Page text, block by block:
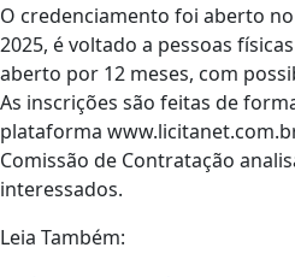
O credenciamento foi aberto
2025, é voltado a pessoas
aberto por 12 meses, com
As inscrições são feitas de
plataforma
Comissão de Contratação
interessados.
Leia Também: